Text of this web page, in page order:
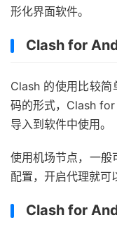
形化界面软件。
Clash for
Clash 的使用比较
码的形式，Clash for
导入到软件中使用。
使用机场节点，一般
配置，开启代理就可
Clash for